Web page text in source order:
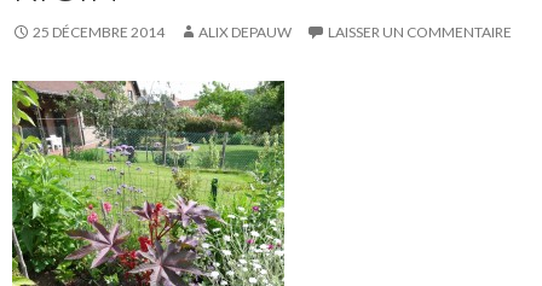
25 DÉCEMBRE 2014 ALIX DEPAUW LAISSER UN COMMENTAIRE